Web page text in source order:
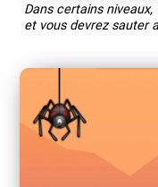
Dans certains
et vous devrez sauter